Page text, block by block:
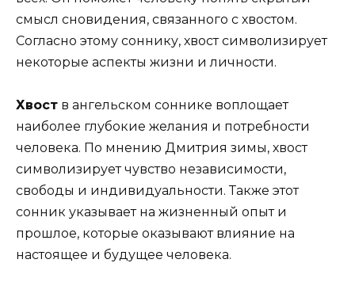
смысл сновидения, связанного с хвостом.
Согласно этому соннику, хвост символизирует
некоторые аспекты жизни и личности.
Хвост в ангельском соннике воплощает
наиболее глубокие желания и потребности
человека. По мнению Дмитрия зимы, хвост
символизирует чувство независимости,
свободы и индивидуальности. Также этот
сонник указывает на жизненный опыт и
прошлое, которые оказывают влияние на
настоящее и будущее человека.